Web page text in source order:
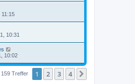
11:15
10:31
10:02
159 Treffer 1 2 3 4